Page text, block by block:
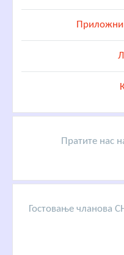
Пратите нас
Гостовање чланова